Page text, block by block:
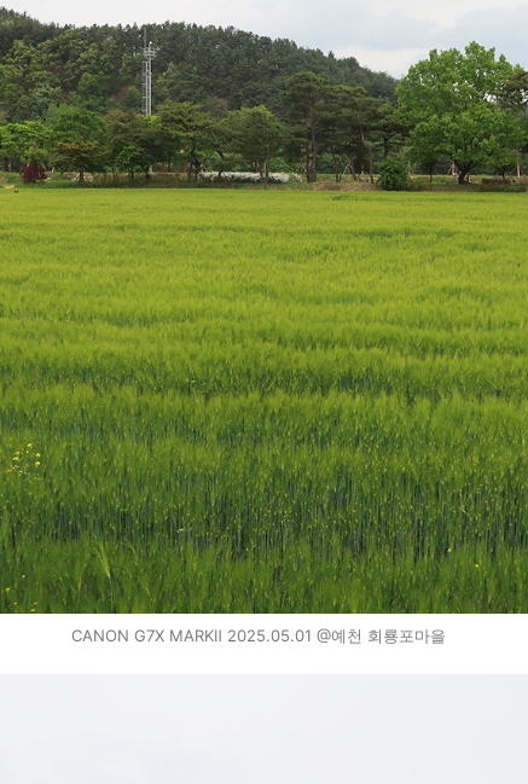
CANON G7X MARKⅡ 2025.05.01 @예천 회룡포마을